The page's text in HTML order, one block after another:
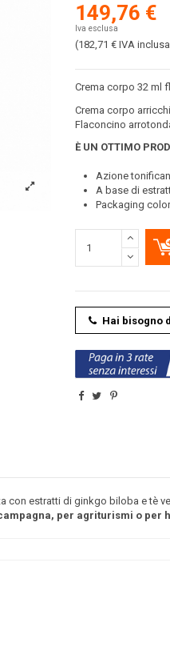
149,76 €
Iva esclusa
(182,71 € IVA inclusa
Crema corpo 32 ml
Crema corpo
Flaconcino
È UN OTTIMO
Azione
A base di
Packaging
Hai bisogno
con estratti di ginkgo biloba e tè
per agriturismi o per